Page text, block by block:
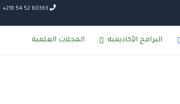
60363 52 54 218+
البرامج الأكاديمية المجلات العلمية